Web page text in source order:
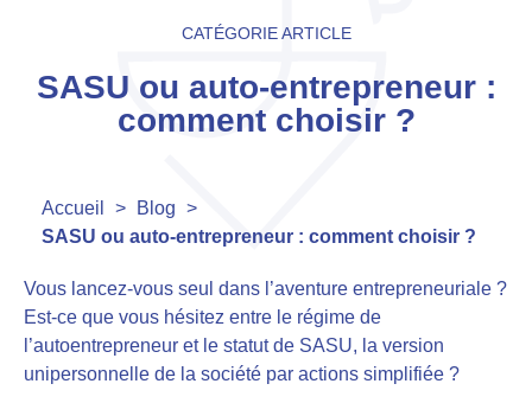
CATÉGORIE ARTICLE
SASU ou auto-entrepreneur :
comment choisir ?
Accueil > Blog >
SASU ou auto-entrepreneur : comment choisir ?
Vous lancez-vous seul dans l’aventure entrepreneuriale ?
Est-ce que vous hésitez entre le régime de
l’autoentrepreneur et le statut de SASU, la version
unipersonnelle de la société par actions simplifiée ?